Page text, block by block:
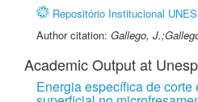
Repositório Institucional
Author citation: Gallego,
Academic Output at
Energia específica de corte